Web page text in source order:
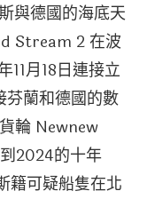
與德國的海底天
Stream 2 在波
月18日連接立
芬蘭和德國的數
輪 Newnew
2024的十年
籍可疑船隻在北